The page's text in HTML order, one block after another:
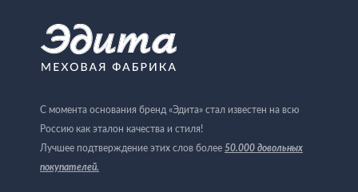
С момента основания бренд «Эдита» стал известен на всю
Россию как эталон качества и стиля!
Лучшее подтверждение этих слов более 50.000 довольных
покупателей.